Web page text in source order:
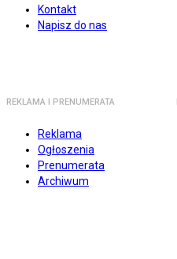
Kontakt
Napisz do nas
REKLAMA I PRENUMERATA
Reklama
Ogłoszenia
Prenumerata
Archiwum